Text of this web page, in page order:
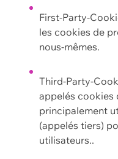
First-Party-
les cookies de
nous-mêmes.
Third-Party-
appelés cookies
principalement
(appelés tiers)
utilisateurs..